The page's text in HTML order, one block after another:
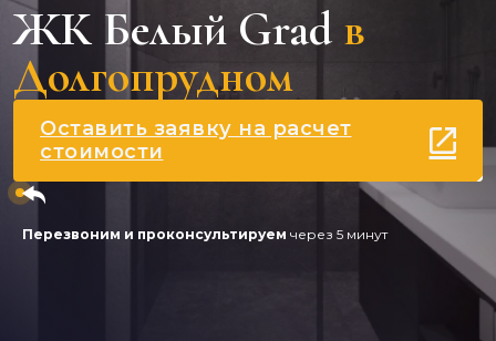
ЖК Белый Grad в
Долгопрудном
Оставить заявку на расчет
стоимости
Перезвоним и проконсультируем через 5 минут